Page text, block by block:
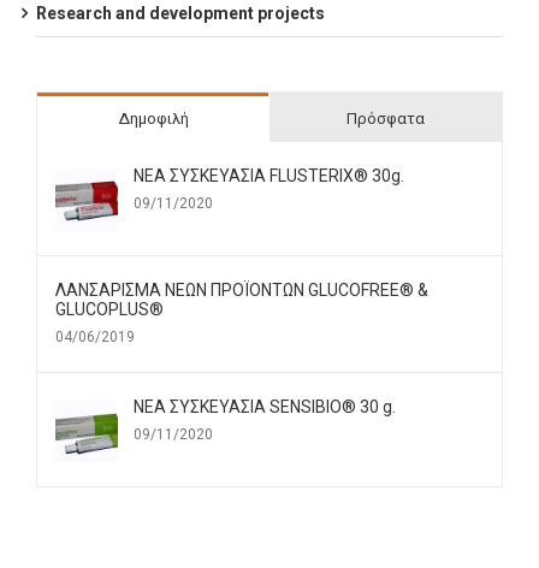
Research and development projects
Δημοφιλή Πρόσφατα
ΝΕΑ ΣΥΣΚΕΥΑΣΙΑ FLUSTERIX® 30g.
09/11/2020
ΛΑΝΣΑΡΙΣΜΑ ΝΕΩΝ ΠΡΟΪΟΝΤΩΝ GLUCOFREE® &
GLUCOPLUS®
04/06/2019
ΝΕΑ ΣΥΣΚΕΥΑΣΙΑ SENSIBIO® 30 g.
09/11/2020